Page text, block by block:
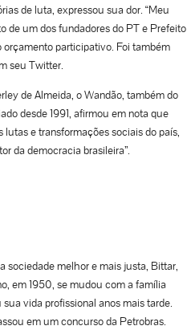
de luta, expressou sua dor. “Meu
de um dos fundadores do PT e Prefeito
participativo. Foi também
seu Twitter.
de Almeida, o Wandão, também do
desde 1991, afirmou em nota que
e transformações sociais do país,
da democracia brasileira”.
sociedade melhor e mais justa, Bittar,
em 1950, se mudou com a família
vida profissional anos mais tarde.
em um concurso da Petrobras.